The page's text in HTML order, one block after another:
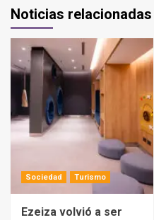
Noticias relacionadas
Sociedad Turismo
Ezeiza volvió a ser